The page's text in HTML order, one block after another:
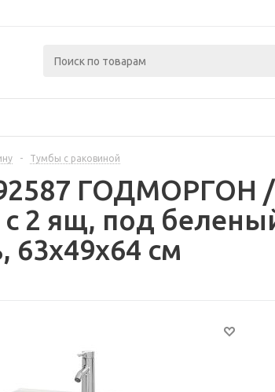
- Тумбы с раковиной
с 2 ящ, под
63x49x64 см